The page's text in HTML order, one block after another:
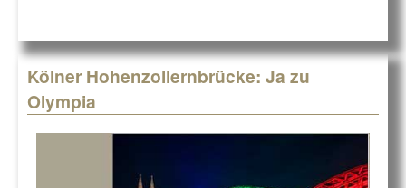
Kölner Hohenzollernbrücke: Ja zu
Olympia